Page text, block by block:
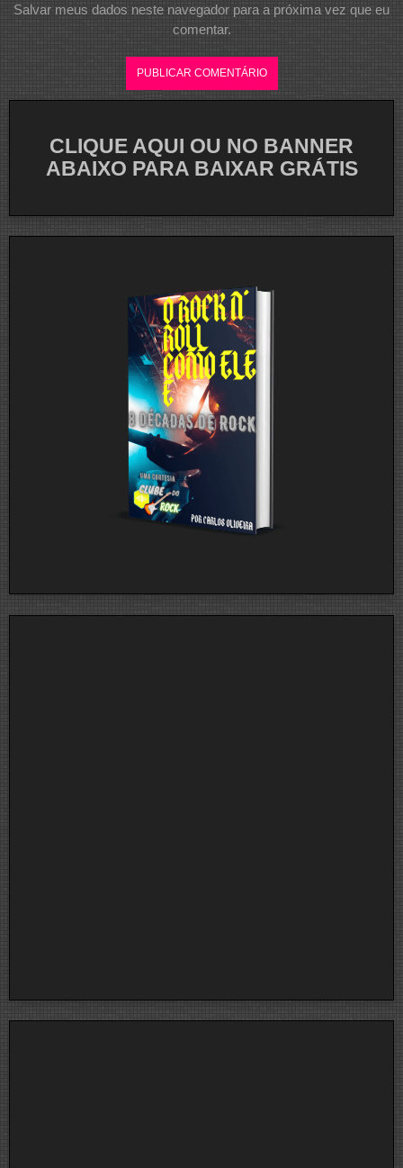
Salvar meus dados neste navegador para a próxima vez que eu
comentar.
CLIQUE AQUI OU NO BANNER
ABAIXO PARA BAIXAR GRÁTIS